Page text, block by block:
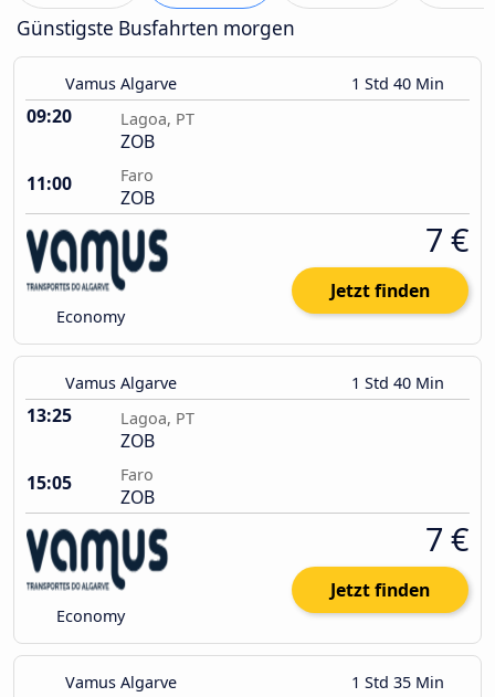
Günstigste Busfahrten morgen
Vamus Algarve 1 Std 40 Min
09:20 Lagoa, PT
ZOB
11:00
Faro
ZOB
Economy
7 €
Jetzt finden
Vamus Algarve 1 Std 40 Min
13:25 Lagoa, PT
ZOB
15:05
Faro
ZOB
Economy
7 €
Jetzt finden
Vamus Algarve 1 Std 35 Min